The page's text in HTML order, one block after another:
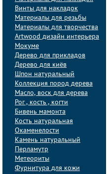
Винты для накладок
Материалы для резьбы
Материалы для творчества
Artwood дизайн интерьера
Мокуме
Дерево для прикладов
Дерево для киёв
Шпон натуральный
Коллекция пород дерева
Масло, воск для дерева
Рог , кость , когти
Бивень мамонта
Кость натуральная
Окаменелости
Камень натуральный
Перламутр
Метеориты
Фурнитура для кожи